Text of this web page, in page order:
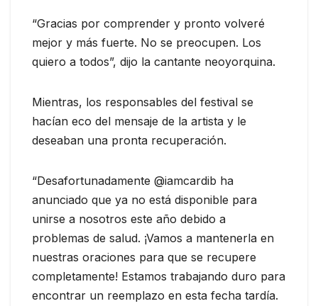
“Gracias por comprender y pronto volveré
mejor y más fuerte. No se preocupen. Los
quiero a todos”, dijo la cantante neoyorquina.
Mientras, los responsables del festival se
hacían eco del mensaje de la artista y le
deseaban una pronta recuperación.
“Desafortunadamente @iamcardib ha
anunciado que ya no está disponible para
unirse a nosotros este año debido a
problemas de salud. ¡Vamos a mantenerla en
nuestras oraciones para que se recupere
completamente! Estamos trabajando duro para
encontrar un reemplazo en esta fecha tardía.